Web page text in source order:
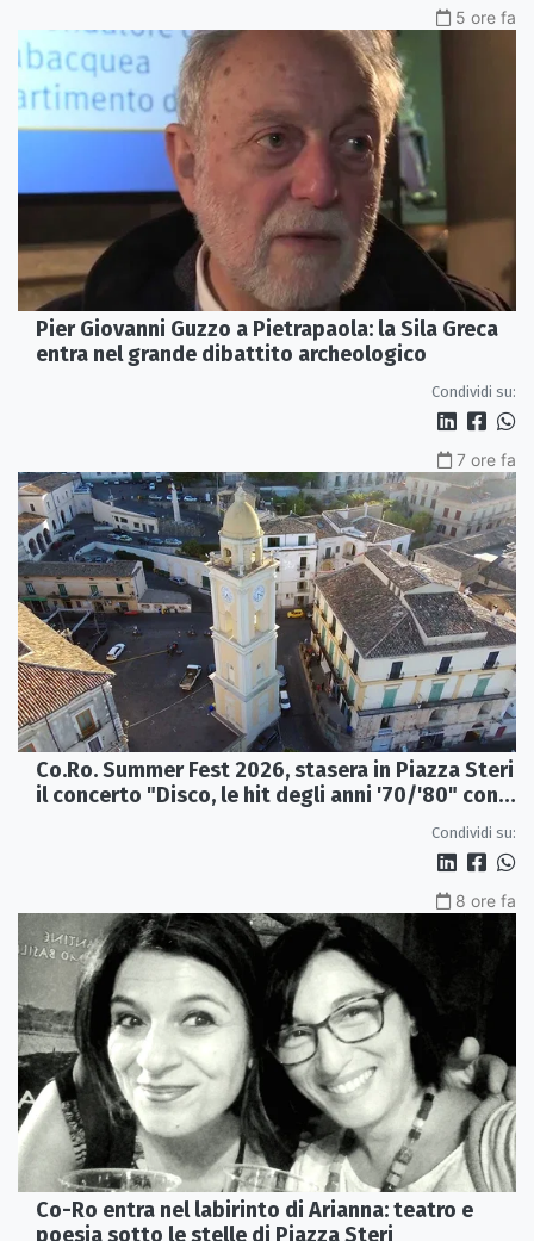
5 ore fa
Pier Giovanni Guzzo a Pietrapaola: la Sila Greca
entra nel grande dibattito archeologico
Condividi su:
7 ore fa
Co.Ro. Summer Fest 2026, stasera in Piazza Steri
il concerto "Disco, le hit degli anni '70/'80" con
Condividi su:
8 ore fa
Co-Ro entra nel labirinto di Arianna: teatro e
poesia sotto le stelle di Piazza Steri